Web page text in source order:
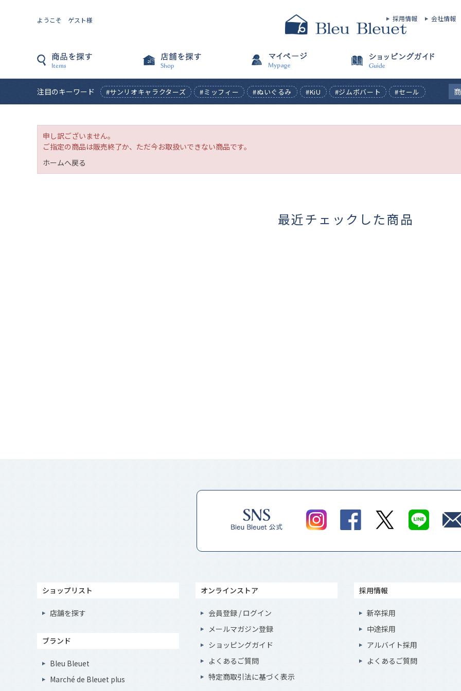
ようこそ ゲスト様 採用情報 会社情報
注目のキーワード #サンリオキャラクターズ #ミッフィー #ぬいぐるみ #KiU #ジムボバート #セール
申し訳ございません。
ご指定の商品は販売終了か、ただ今お取扱いできない商品です。
ホームへ戻る
最近チェックした商品
ショップリスト
店舗を探す
ブランド
Bleu Bleuet
Marché de Bleuet plus
オンラインストア
会員登録 / ログイン
メールマガジン登録
ショッピングガイド
よくあるご質問
特定商取引法に基づく表示
採用情報
新卒採用
中途採用
アルバイト採用
よくあるご質問